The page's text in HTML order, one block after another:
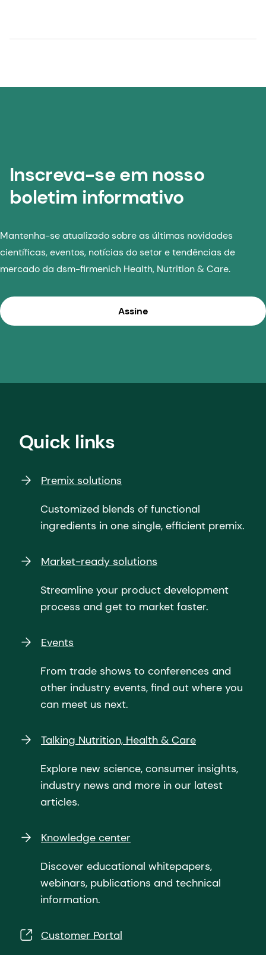
Inscreva-se em nosso
boletim informativo
Mantenha-se atualizado sobre as últimas novidades
científicas, eventos, notícias do setor e tendências de
mercado da dsm-firmenich Health, Nutrition & Care.
Assine
Quick links
Premix solutions
Customized blends of functional
ingredients in one single, efficient premix.
Market-ready solutions
Streamline your product development
process and get to market faster.
Events
From trade shows to conferences and
other industry events, find out where you
can meet us next.
Talking Nutrition, Health & Care
Explore new science, consumer insights,
industry news and more in our latest
articles.
Knowledge center
Discover educational whitepapers,
webinars, publications and technical
information.
Customer Portal